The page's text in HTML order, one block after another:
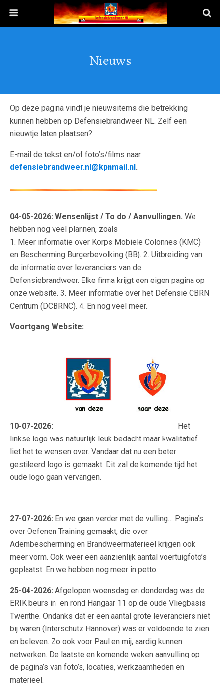
Nieuws
Op deze pagina vindt je nieuwsitems die betrekking
kunnen hebben op Defensiebrandweer NL. Zelf een
nieuwtje laten plaatsen?
E-mail de tekst en/of foto’s/films naar
defensiebrandweer.nl@kpnmail.nl.
04-05-2026: Wensenlijst / To do / Aanvullingen. We
hebben nog veel plannen, zoals
1. Meer informatie over Korps Mobiele Colonnes (KMC)
en Bescherming Burgerbevolking (BB). 2. Uitbreiding van
de informatie over leveranciers van de
Defensiebrandweer. Elke firma krijgt een eigen pagina op
onze website. 3. Meer informatie over het Defensie CBRN
Centrum (DCBRNC). 4. En nog veel meer.
Voortgang Website:
10-07-2026:
Het
linkse logo was natuurlijk leuk bedacht maar kwalitatief
liet het te wensen over. Vandaar dat nu een beter
gestileerd logo is gemaakt. Dit zal de komende tijd het
oude logo gaan vervangen.
27-07-2026: En we gaan verder met de vulling… Pagina’s
over Oefenen Training gemaakt, die over
Adembescherming en Brandweermaterieel krijgen ook
meer vorm. Ook weer een aanzienlijk aantal voertuigfoto’s
geplaatst. En we hebben nog meer in petto.
25-04-2026: Afgelopen woensdag en donderdag was de
ERIK beurs in en rond Hangaar 11 op de oude Vliegbasis
Twenthe. Ondanks dat er een aantal grote leveranciers niet
bij waren (Interschutz Hannover) was er voldoende te zien
en beleven. Zo ook voor Paul en mij, aardig kunnen
netwerken. De laatste en komende weken aanvulling op
de pagina’s van foto’s, locaties, werkzaamheden en
materieel.